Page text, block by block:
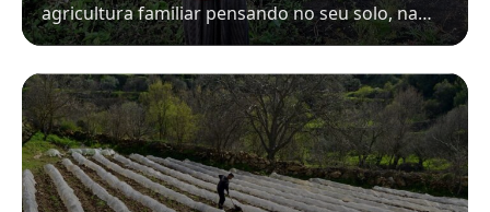
agricultura familiar pensando no seu solo, na…